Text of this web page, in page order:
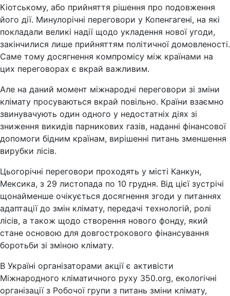
Кіотському, або прийняття рішення про подовження
його дії. Минулорічні переговори у Копенгагені, на які
покладали великі надії щодо укладення нової угоди,
закінчилися лише прийняттям політичної домовленості.
Саме тому досягнення компромісу між країнами на
цих переговорах є вкрай важливим.
Але на даний момент міжнародні переговори зі зміни
клімату просуваються вкрай повільно. Країни взаємно
звинувачують один одного у недостатніх діях зі
зниження викидів парникових газів, наданні фінансової
допомоги бідним країнам, вирішенні питань зменшення
вирубки лісів.
Цьогорічні переговори проходять у місті Канкун,
Мексика, з 29 листопада по 10 грудня. Від цієї зустрічі
щонайменше очікується досягнення згоди у питаннях
адаптації до змін клімату, передачі технологій, ролі
лісів, а також щодо створення нового фонду, який
стане основою для довгострокового фінансування
боротьби зі зміною клімату.
В Україні організаторами акції є активісти
Міжнародного кліматичного руху 350.org, екологічні
організації з Робочої групи з питань зміни клімату,